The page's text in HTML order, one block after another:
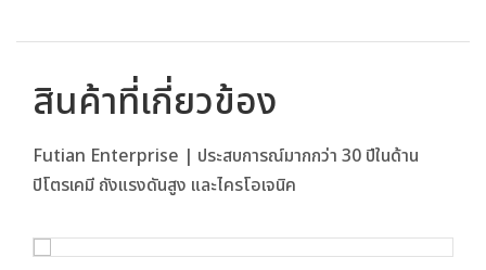
สินค้าที่เกี่ยวข้อง
Futian Enterprise | ประสบการณ์มากกว่า 30 ปีในด้าน
ปิโตรเคมี ถังแรงดันสูง และไครโอเจนิค